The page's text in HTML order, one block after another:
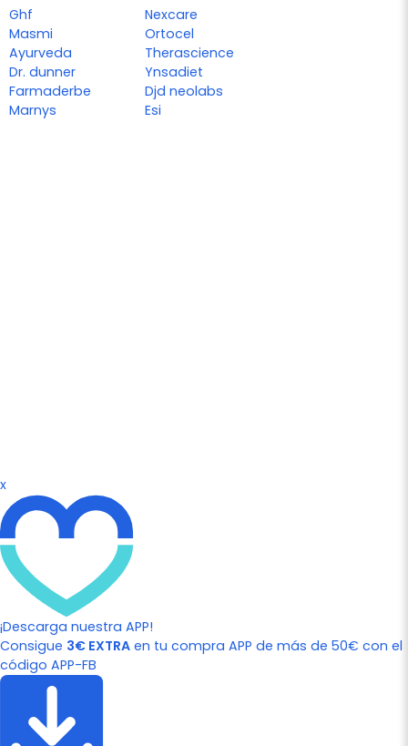
Ghf
Masmi
Ayurveda
Dr. dunner
Farmaderbe
Marnys
Nexcare
Ortocel
Therascience
Ynsadiet
Djd neolabs
Esi
x
¡Descarga nuestra APP!
Consigue 3€ EXTRA en tu compra APP de más de 50€ con el
código APP-FB